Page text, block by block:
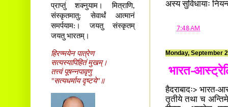
अस्य सुविधायाः
7:48 AM
Monday, September
भारत-
हैदराबादः> भारत-
तृतीये तथा च
प्राप्तुं शक्नुयाम। मित्राणि,
संस्कृतमातु: सेवार्थं आत्मानं
समर्पयाम:। जयतु संस्कृतम्
जयतु भारतम्।
हिरण्मयेन पात्रेण
सत्यस्यापिहितं मुखम्।
तत्त्वं पूषन्नपावृणु
"सत्यधर्माय दृष्टये"॥